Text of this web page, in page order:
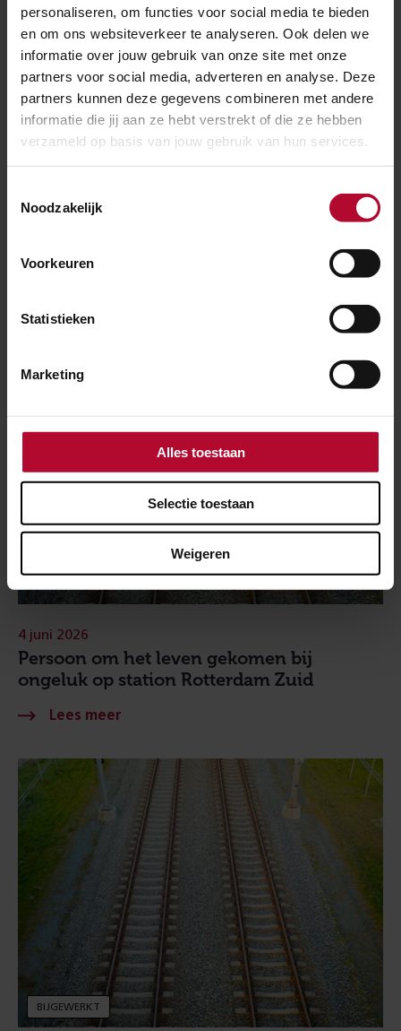
personaliseren, om functies voor social media te bieden
en om ons websiteverkeer te analyseren. Ook delen we
informatie over jouw gebruik van onze site met onze
partners voor social media, adverteren en analyse. Deze
partners kunnen deze gegevens combineren met andere
informatie die jij aan ze hebt verstrekt of die ze hebben
verzameld op basis van jouw gebruik van hun services.
Noodzakelijk
Voorkeuren
Statistieken
Marketing
Alles toestaan
Selectie toestaan
Weigeren
goederentrein bij Europoort
26 juli 2026
Persoon om het leven gekomen bij
ongeluk op station Rotterdam Zuid
4 juni 2026
BIJGEWERKT